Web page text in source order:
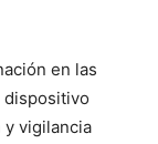
en las
dispositivo
vigilancia